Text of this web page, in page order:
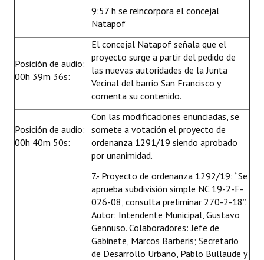
9:57 h se reincorpora el concejal
Natapof
Posición de audio:
00h 39m 36s:
El concejal Natapof señala que el
proyecto surge a partir del pedido de
las nuevas autoridades de la Junta
Vecinal del barrio San Francisco y
comenta su contenido.
Posición de audio:
00h 40m 50s:
Con las modificaciones enunciadas, se
somete a votación el proyecto de
ordenanza 1291/19 siendo aprobado
por unanimidad.
7.- Proyecto de ordenanza 1292/19: “Se
aprueba subdivisión simple NC 19-2-F-
026-08, consulta preliminar 270-2-18”.
Autor: Intendente Municipal, Gustavo
Gennuso. Colaboradores: Jefe de
Gabinete, Marcos Barberis; Secretario
de Desarrollo Urbano, Pablo Bullaude y